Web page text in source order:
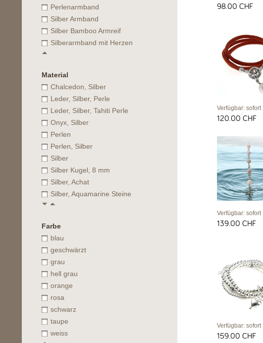
Perlenarmband
Silber Armband
Silber Bamboo Armreif
Silberarmband mit Herzen
Material
Chalcedon, Silber
Leder, Silber, Perle
Leder, Silber, Tahiti Perle
Onyx, Silber
Perlen
Perlen, Silber
Silber
Silber Kugel, 8 mm
Silber, Achat
Silber, Aquamarine Steine
Farbe
blau
geschwärzt
grau
hell grau
orange
rosa
schwarz
taupe
weiss
98.00 CHF
Verfügbar: sofort
120.00 CHF
Verfügbar: sofort
139.00 CHF
Verfügbar: sofort
159.00 CHF